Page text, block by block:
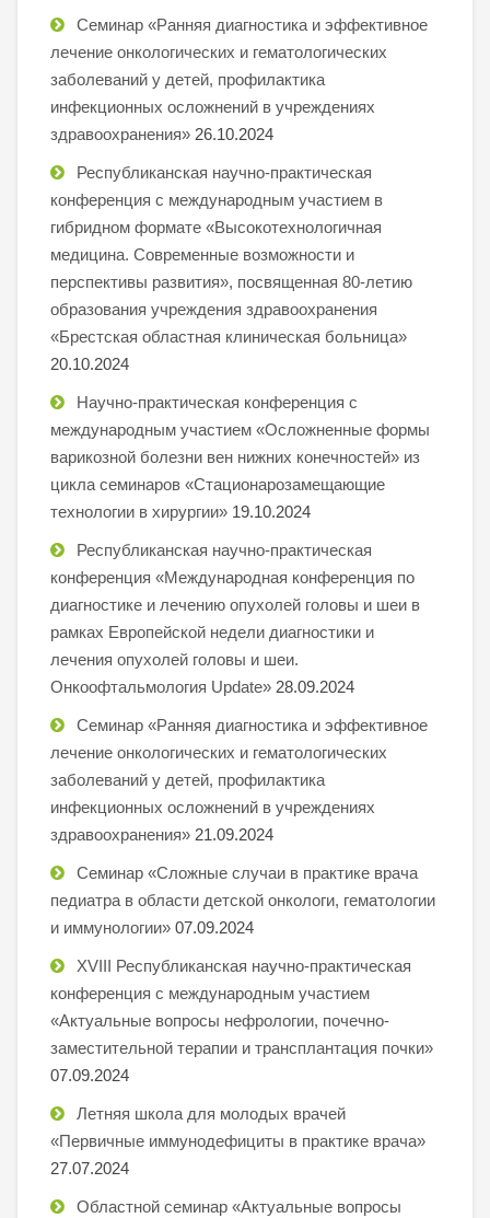
Семинар «Ранняя диагностика и эффективное
лечение онкологических и гематологических
заболеваний у детей, профилактика
инфекционных осложнений в учреждениях
здравоохранения» 26.10.2024
Республиканская научно-практическая
конференция с международным участием в
гибридном формате «Высокотехнологичная
медицина. Современные возможности и
перспективы развития», посвященная 80-летию
образования учреждения здравоохранения
«Брестская областная клиническая больница»
20.10.2024
Научно-практическая конференция с
международным участием «Осложненные формы
варикозной болезни вен нижних конечностей» из
цикла семинаров «Стационарозамещающие
технологии в хирургии» 19.10.2024
Республиканская научно-практическая
конференция «Международная конференция по
диагностике и лечению опухолей головы и шеи в
рамках Европейской недели диагностики и
лечения опухолей головы и шеи.
Онкоофтальмология Update» 28.09.2024
Семинар «Ранняя диагностика и эффективное
лечение онкологических и гематологических
заболеваний у детей, профилактика
инфекционных осложнений в учреждениях
здравоохранения» 21.09.2024
Семинар «Сложные случаи в практике врача
педиатра в области детской онкологи, гематологии
и иммунологии» 07.09.2024
XVIII Республиканская научно-практическая
конференция с международным участием
«Актуальные вопросы нефрологии, почечно-
заместительной терапии и трансплантация почки»
07.09.2024
Летняя школа для молодых врачей
«Первичные иммунодефициты в практике врача»
27.07.2024
Областной семинар «Актуальные вопросы